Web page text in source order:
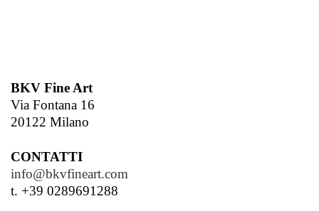
BKV Fine Art
Via Fontana 16
20122 Milano
CONTATTI
info@bkvfineart.com
t. +39 0289691288